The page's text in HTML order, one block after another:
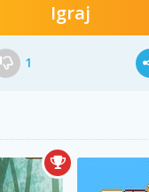
Igraj
1